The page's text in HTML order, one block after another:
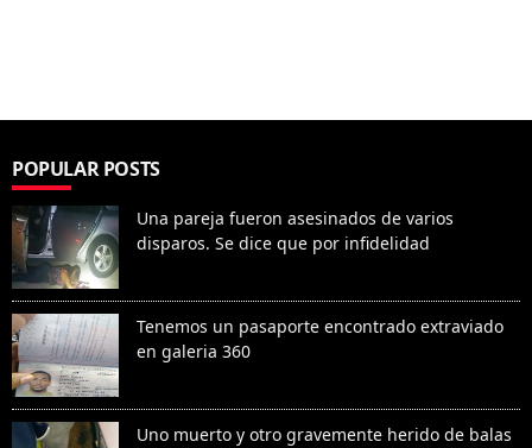
POPULAR POSTS
Una pareja fueron asesinados de varios
disparos. Se dice que por infidelidad
Tenemos un pasaporte encontrado extraviado
en galeria 360
Uno muerto y otro gravemente herido de balas